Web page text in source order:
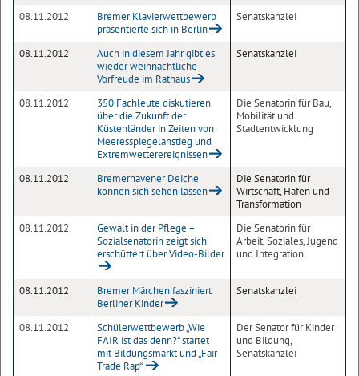
08.11.2012
Bremer Klavierwettbewerb
präsentierte sich in Berlin
Senatskanzlei
08.11.2012
Auch in diesem Jahr gibt es
wieder weihnachtliche
Vorfreude im Rathaus
Senatskanzlei
08.11.2012
350 Fachleute diskutieren
über die Zukunft der
Küstenländer in Zeiten von
Meeresspiegelanstieg und
Extremwetterereignissen
Die Senatorin für Bau,
Mobilität und
Stadtentwicklung
08.11.2012
Bremerhavener Deiche
können sich sehen lassen
Die Senatorin für
Wirtschaft, Häfen und
Transformation
08.11.2012
Gewalt in der Pflege –
Sozialsenatorin zeigt sich
erschüttert über Video-Bilder
Die Senatorin für
Arbeit, Soziales, Jugend
und Integration
08.11.2012
Bremer Märchen fasziniert
Berliner Kinder
Senatskanzlei
08.11.2012
Schülerwettbewerb „Wie
FAIR ist das denn?“ startet
mit Bildungsmarkt und „Fair
Trade Rap“
Der Senator für Kinder
und Bildung,
Senatskanzlei